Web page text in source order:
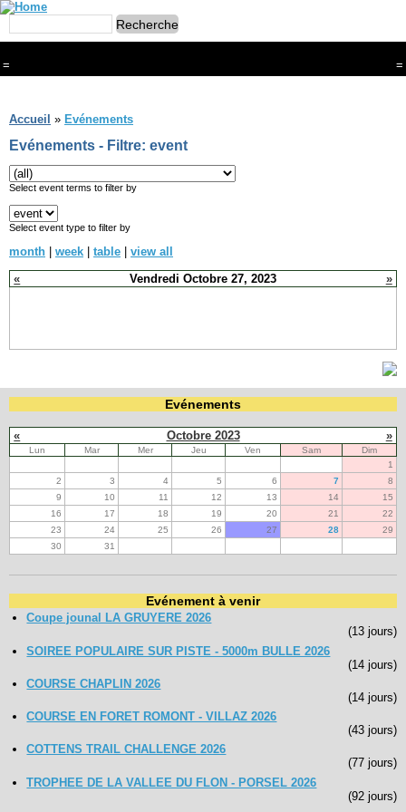
= =
Menu
Branches
CONTACT
Ski ALPIN
Triathlon
Ski Nordique
Courses à pieds
Athlétisme
Slalom In-Line
Caisse à savon
Archives
recherche
site map
Ouverture de session
Nom d'utilisateur:
Demander un nouveau mot de passe
Accueil » Evénements
Evénements - Filtre: event
Select event terms to filter by
Select event type to filter by
month week table
view all
«
Vendredi Octobre 27, 2023 »
Evénements
« Octobre 2023 »
Lun Mar Mer Jeu Ven Sam
Dim
1
2
3 4 5 6 7
8
9
10 11 12 13 14
15
16
17 18 19 20 21
22
23
24 25 26 27 28
29
30
31
Evénement à venir
Coupe jounal LA GRUYERE 2026
(13 jours)
SOIREE POPULAIRE SUR PISTE - 5000m BULLE 2026
(14 jours)
COURSE CHAPLIN 2026
(14 jours)
COURSE EN FORET ROMONT - VILLAZ 2026
(43 jours)
COTTENS TRAIL CHALLENGE 2026
(77 jours)
TROPHEE DE LA VALLEE DU FLON - PORSEL 2026
(92 jours)